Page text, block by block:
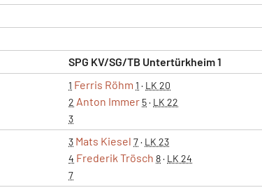
SPG KV/SG/TB Untertürkheim 1
1 Ferris Röhm 1 · LK 20
2 Anton Immer 5· LK 22
3
3 Mats Kiesel 7· LK 23
4 Frederik Trösch 8· LK 24
7